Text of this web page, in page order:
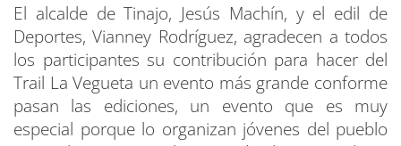
El alcalde de Tinajo, Jesús Machín, y el edil de
Deportes, Vianney Rodríguez, agradecen a todos
los participantes su contribución para hacer del
Trail La Vegueta un evento más grande conforme
pasan las ediciones, un evento que es muy
especial porque lo organizan jóvenes del pueblo